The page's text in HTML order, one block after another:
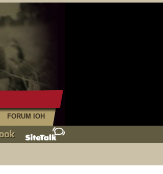
FORUM IOH